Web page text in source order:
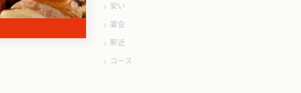
安い
宴会
駅近
コース